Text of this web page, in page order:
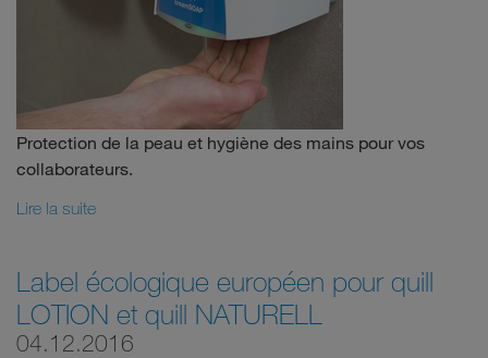
Protection de la peau et hygiène des mains pour vos
collaborateurs.
Lire la suite
Label écologique européen pour quill
LOTION et quill NATURELL
04.12.2016